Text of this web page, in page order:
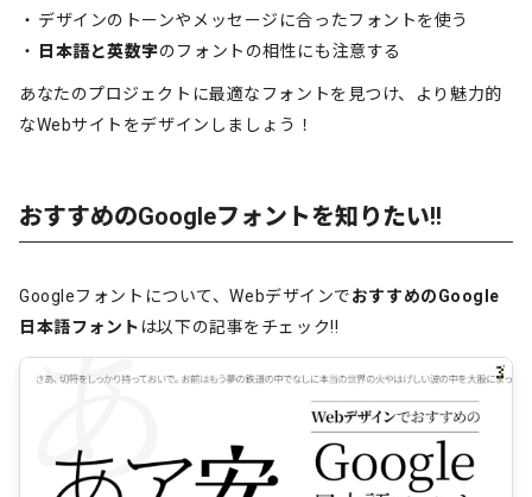
デザインのトーンやメッセージに合ったフォントを使う
日本語と英数字のフォントの相性にも注意する
あなたのプロジェクトに最適なフォントを見つけ、より魅力的
なWebサイトをデザインしましょう！
おすすめのGoogleフォントを知りたい!!
Googleフォントについて、WebデザインでおすすめのGoogle
日本語フォント は以下の記事をチェック!!